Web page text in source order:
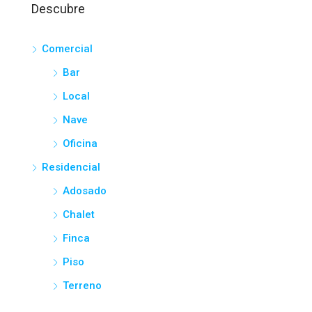
Descubre
Comercial
Bar
Local
Nave
Oficina
Residencial
Adosado
Chalet
Finca
Piso
Terreno